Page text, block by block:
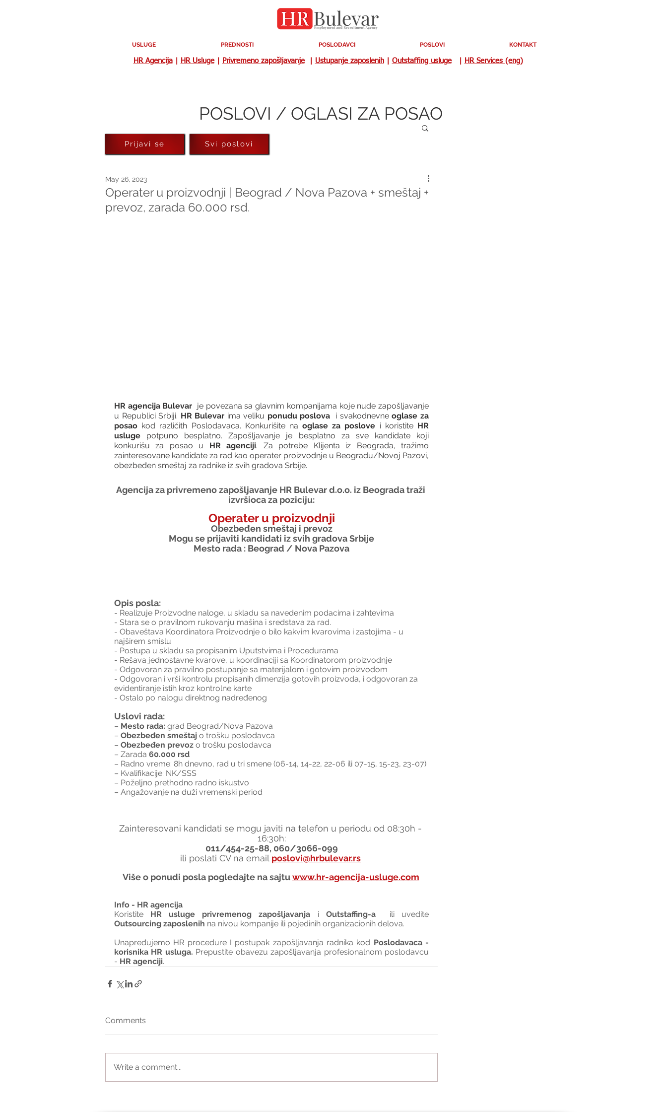
USLUGE PREDNOSTI POSLODAVCI POSLOVI KONTAKT
HR Agencija| HR Usluge| Privremeno zapošljavanje| Ustupanje zaposlenih| Outstaffing usluge| HR Services (eng)
POSLOVI / OGLASI ZA POSAO
Operater u proizvodnji | Beograd / Nova Pazova + smeštaj +
prevoz, zarada 60.000 rsd.
May 26, 2023
HR agencija Bulevar
  je povezana sa glavnim kompanijama koje nude zapošljavanje
u Republici Srbiji. HR Bulevar ima veliku ponudu poslova
  i svakodnevne
oglase za
posao kod različith Poslodavaca. Konkurišite na oglase za poslove i koristite HR
usluge potpuno besplatno. Zapošljavanje je besplatno za sve kandidate koji
konkurišu za posao u HR agenciji. Za potrebe Klijenta iz Beograda, tražimo
zainteresovane kandidate za rad kao operater proizvodnje u Beogradu/Novoj Pazovi,
obezbeđen smeštaj za radnike iz svih gradova Srbije.
Agencija za privremeno zapošljavanje HR Bulevar d.o.o. iz Beograda traži
izvršioca za poziciju:
Operater u proizvodnji
Obezbeđen smeštaj i prevoz
Mogu se prijaviti kandidati iz svih gradova Srbije
Mesto rada : Beograd / Nova Pazova
Opis posla:
- Realizuje Proizvodne naloge, u skladu sa navedenim podacima i zahtevima
- Stara se o pravilnom rukovanju mašina i sredstava za rad.
- Obaveštava Koordinatora Proizvodnje o bilo kakvim kvarovima i zastojima - u
najširem smislu
- Postupa u skladu sa propisanim Uputstvima i Procedurama
- Rešava jednostavne kvarove, u koordinaciji sa Koordinatorom proizvodnje
- Odgovoran za pravilno postupanje sa materijalom i gotovim proizvodom
- Odgovoran i vrši kontrolu propisanih dimenzija gotovih proizvoda, i odgovoran za
evidentiranje istih kroz kontrolne karte
- Ostalo po nalogu direktnog nadređenog
Uslovi rada:
– Mesto rada: grad Beograd/Nova Pazova
– Obezbeđen smeštaj o trošku poslodavca
– Obezbeđen prevoz o trošku poslodavca
– Zarada 60.000 rsd
– Radno vreme: 8h dnevno, rad u tri smene (06-14, 14-22, 22-06 ili 07-15, 15-23, 23-07)
– Kvalifikacije: NK/SSS
– Poželjno prethodno radno iskustvo
– Angažovanje na duži vremenski period
Zainteresovani kandidati se mogu javiti na telefon u periodu od 08:30h -
16:30h:
011/454-25-88, 060/3066-099
ili poslati CV na email poslovi@hrbulevar.rs
Više o ponudi posla pogledajte na sajtu www.hr-agencija-usluge.com
Info - HR agencija
Koristite HR usluge privremenog zapošljavanja i Outstaffing-a
Outsourcing zaposlenih na nivou kompanije ili pojedinih organizacionih delova.
Unapređujemo HR procedure I postupak zapošljavanja radnika kod Poslodavaca -
korisnika HR usluga. Prepustite obavezu zapošljavanja profesionalnom poslodavcu
- HR agenciji.
Comments
Write a comment...
Prijavi se Svi poslovi